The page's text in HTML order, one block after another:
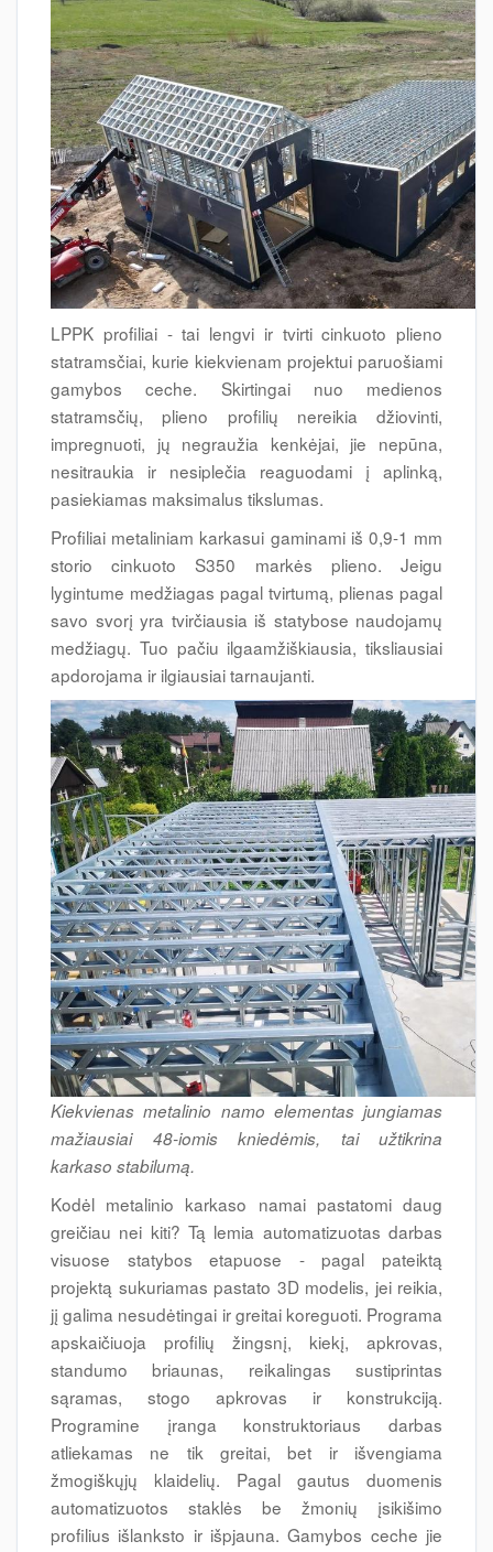
LPPK profiliai - tai lengvi ir tvirti cinkuoto plieno
statramsčiai, kurie kiekvienam projektui paruošiami
gamybos ceche. Skirtingai nuo medienos
statramsčių, plieno profilių nereikia džiovinti,
impregnuoti, jų negraužia kenkėjai, jie nepūna,
nesitraukia ir nesiplečia reaguodami į aplinką,
pasiekiamas maksimalus tikslumas.
Profiliai metaliniam karkasui gaminami iš 0,9-1 mm
storio cinkuoto S350 markės plieno. Jeigu
lygintume medžiagas pagal tvirtumą, plienas pagal
savo svorį yra tvirčiausia iš statybose naudojamų
medžiagų. Tuo pačiu ilgaamžiškiausia, tiksliausiai
apdorojama ir ilgiausiai tarnaujanti.
Kiekvienas metalinio namo elementas jungiamas
mažiausiai 48-iomis kniedėmis, tai užtikrina
karkaso stabilumą.
Kodėl metalinio karkaso namai pastatomi daug
greičiau nei kiti? Tą lemia automatizuotas darbas
visuose statybos etapuose - pagal pateiktą
projektą sukuriamas pastato 3D modelis, jei reikia,
jį galima nesudėtingai ir greitai koreguoti. Programa
apskaičiuoja profilių žingsnį, kiekį, apkrovas,
standumo briaunas, reikalingas sustiprintas
sąramas, stogo apkrovas ir konstrukciją.
Programine įranga konstruktoriaus darbas
atliekamas ne tik greitai, bet ir išvengiama
žmogiškųjų klaidelių. Pagal gautus duomenis
automatizuotos staklės be žmonių įsikišimo
profilius išlanksto ir išpjauna. Gamybos ceche jie